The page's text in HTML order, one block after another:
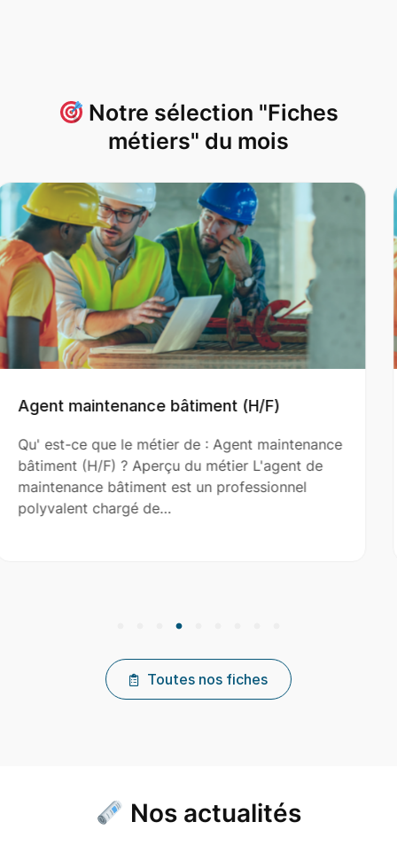
Notre sélection "Fiches
métiers" du mois
F)
de
Aide Couvreur (H/F)
Qu' est-ce que le métier de : Aide
(H/F) ? Aperçu du métier L'aide
le couvreur principal dans
réparation et…
Toutes nos fiches
Nos actualités